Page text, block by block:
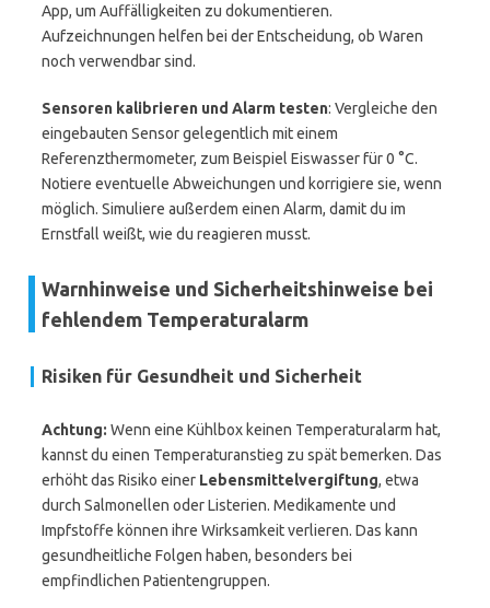
App, um Auffälligkeiten zu dokumentieren.
Aufzeichnungen helfen bei der Entscheidung, ob Waren
noch verwendbar sind.
Sensoren kalibrieren und Alarm testen: Vergleiche den
eingebauten Sensor gelegentlich mit einem
Referenzthermometer, zum Beispiel Eiswasser für 0 °C.
Notiere eventuelle Abweichungen und korrigiere sie, wenn
möglich. Simuliere außerdem einen Alarm, damit du im
Ernstfall weißt, wie du reagieren musst.
Warnhinweise und Sicherheitshinweise bei
fehlendem Temperaturalarm
Risiken für Gesundheit und Sicherheit
Achtung: Wenn eine Kühlbox keinen Temperaturalarm hat,
kannst du einen Temperaturanstieg zu spät bemerken. Das
erhöht das Risiko einer Lebensmittelvergiftung, etwa
durch Salmonellen oder Listerien. Medikamente und
Impfstoffe können ihre Wirksamkeit verlieren. Das kann
gesundheitliche Folgen haben, besonders bei
empfindlichen Patientengruppen.